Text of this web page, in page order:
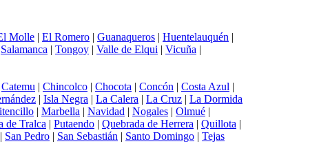
Molle | El Romero | Guanaqueros | Huentelauquén |
Salamanca | Tongoy | Valle de Elqui | Vicuña |
Catemu | Chincolco | Chocota | Concón | Costa Azul |
| Isla Negra | La Calera | La Cruz | La Dormida
| Marbella | Navidad | Nogales | Olmué |
de Tralca | Putaendo | Quebrada de Herrera | Quillota |
| San Pedro | San Sebastián | Santo Domingo | Tejas